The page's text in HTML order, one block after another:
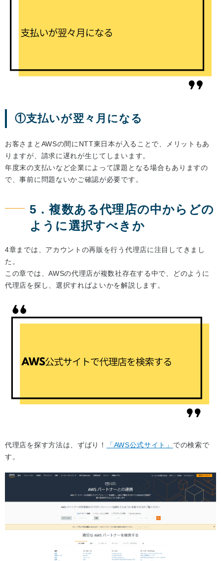
①支払いが翌々月になる
お客さまとAWSの間にNTT東日本が入ることで、メリットもあ
りますが、請求に遅れが生じてしまいます。
年度末の支払いなど企業によって課題となる場合もありますの
で、事前に問題ないかご確認が必要です。
5．複数ある代理店の中からどの
ように選択すべきか
4章までは、アカウントの再販を行う代理店に注目してきまし
た。
この章では、AWSの代理店が複数社存在する中で、どのように
代理店を探し、選択すればよいかを解説します。
代理店を探す方法は、ずばり！ 「AWS公式サイト」 での検索で
す。